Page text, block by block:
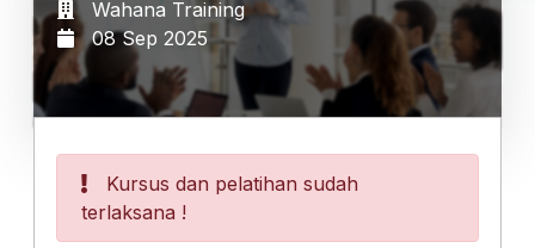
Wahana Training
08 Sep 2025
Kursus dan pelatihan sudah
terlaksana !